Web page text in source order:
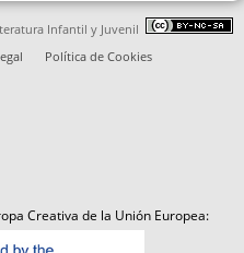
Infantil y Juvenil
Política de Cookies
Creativa de la Unión Europea: